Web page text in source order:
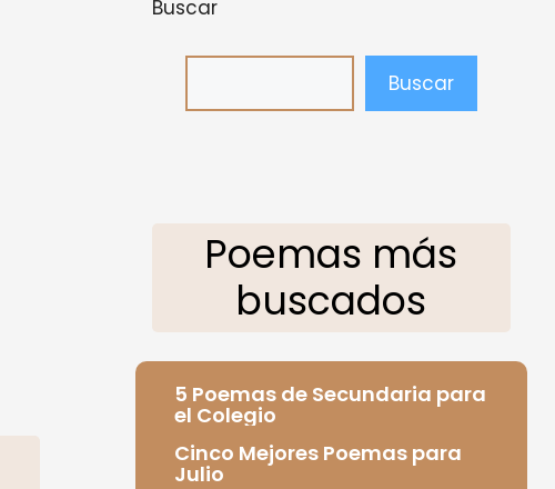
Buscar
Buscar
Poemas más
buscados
5 Poemas de Secundaria para
el Colegio
Cinco Mejores Poemas para
Julio